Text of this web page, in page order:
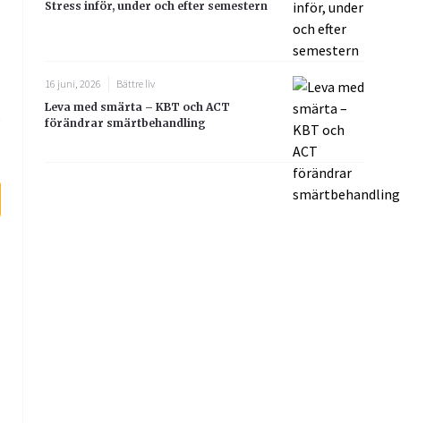
Stress inför, under och efter semestern
16 juni, 2026
Bättre liv
Leva med smärta – KBT och ACT
förändrar smärtbehandling